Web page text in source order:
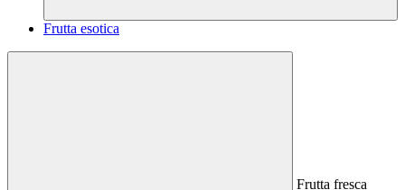
Frutta esotica
Frutta fresca